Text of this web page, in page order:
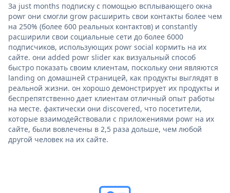
За just months подписку с помощью всплывающего окна
powr они смогли grow расширить свои контакты более чем
на 250% (более 600 реальных контактов) и constantly
расширили свои социальные сети до более 6000
подписчиков, использующих powr social кормить на их
сайте. они added powr slider как визуальный способ
быстро показать своим клиентам, поскольку они являются
landing on домашней страницей, как продукты выглядят в
реальной жизни. он хорошо демонстрирует их продукты и
беспрепятственно дает клиентам отличный опыт работы
на месте. фактически они discovered, что посетители,
которые взаимодействовали с приложениями powr на их
сайте, были вовлечены в 2,5 раза дольше, чем любой
другой человек на их сайте.